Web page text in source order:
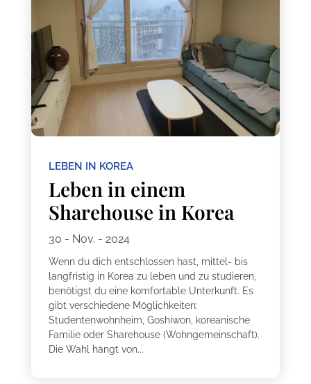
LEBEN IN KOREA
Leben in einem
Sharehouse in Korea
30 - Nov. - 2024
Wenn du dich entschlossen hast, mittel- bis
langfristig in Korea zu leben und zu studieren,
benötigst du eine komfortable Unterkunft. Es
gibt verschiedene Möglichkeiten:
Studentenwohnheim, Goshiwon, koreanische
Familie oder Sharehouse (Wohngemeinschaft).
Die Wahl hängt von...